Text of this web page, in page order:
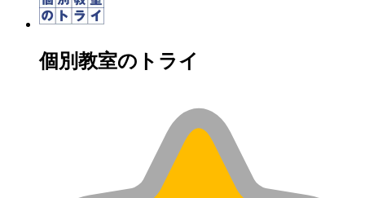
個別教室のトライ